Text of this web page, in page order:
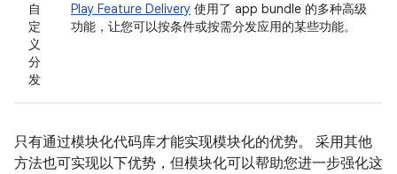
自
定
义
分
发
Play Feature Delivery 使用了 app bundle 的多种高级
功能，让您可以按条件或按需分发应用的某些功能。
只有通过模块化代码库才能实现模块化的优势。 采用其他
方法也可实现以下优势，但模块化可以帮助您进一步强化这